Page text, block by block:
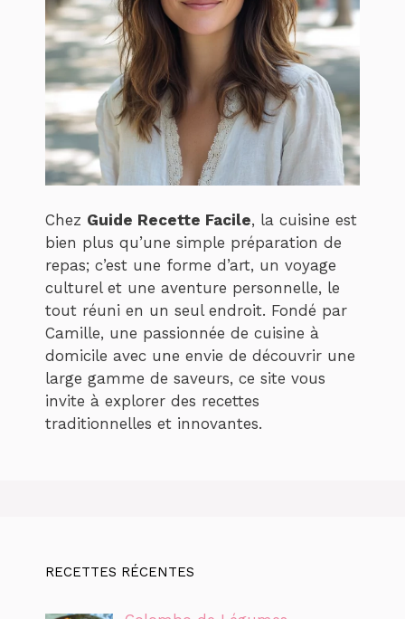
Chez Guide Recette Facile, la cuisine est
bien plus qu’une simple préparation de
repas; c’est une forme d’art, un voyage
culturel et une aventure personnelle, le
tout réuni en un seul endroit. Fondé par
Camille, une passionnée de cuisine à
domicile avec une envie de découvrir une
large gamme de saveurs, ce site vous
invite à explorer des recettes
traditionnelles et innovantes.
RECETTES RÉCENTES